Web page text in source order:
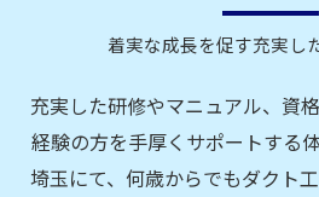
着実な成長を促す充実し
充実した研修やマニュアル、資
経験の方を手厚くサポートする
埼玉にて、何歳からでもダクト